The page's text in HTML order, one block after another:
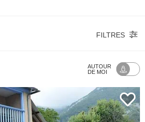
FILTRES
AUTOUR
DE MOI